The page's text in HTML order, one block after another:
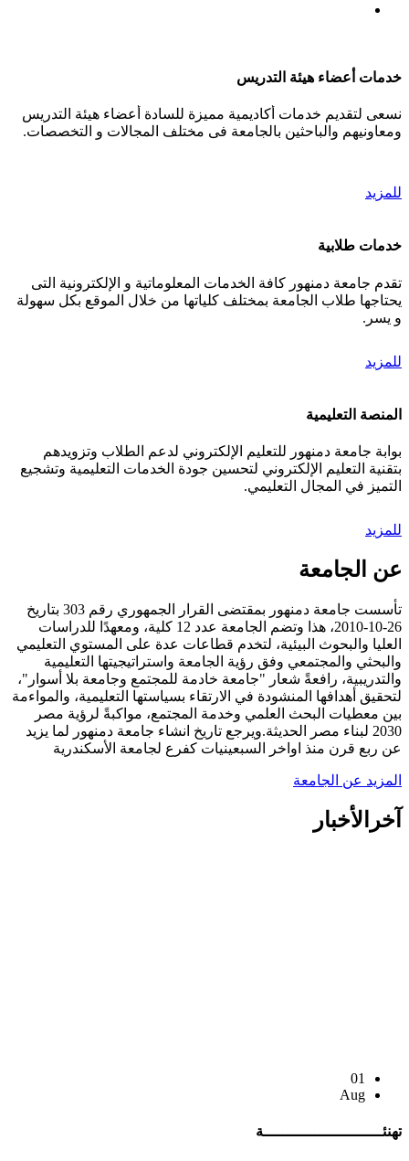
خدمات أعضاء هيئة التدريس
نسعى لتقديم خدمات أكاديمية مميزة للسادة أعضاء هيئة التدريس
ومعاونيهم والباحثين بالجامعة فى مختلف المجالات و التخصصات.
للمزيد
خدمات طلابية
تقدم جامعة دمنهور كافة الخدمات المعلوماتية و الإلكترونية التى
يحتاجها طلاب الجامعة بمختلف كلياتها من خلال الموقع بكل سهولة
و يسر.
للمزيد
المنصة التعليمية
بوابة جامعة دمنهور للتعليم الإلكتروني لدعم الطلاب وتزويدهم
بتقنية التعليم الإلكتروني لتحسين جودة الخدمات التعليمية وتشجيع
التميز في المجال التعليمي.
للمزيد
عن الجامعة
تأسست جامعة دمنهور بمقتضى القرار الجمهوري رقم 303 بتاريخ
26-10-2010، هذا وتضم الجامعة عدد 12 كلية، ومعهدًا للدراسات
العليا والبحوث البيئية، لتخدم قطاعات عدة على المستوي التعليمي
والبحثي والمجتمعي وفق رؤية الجامعة واستراتيجيتها التعليمية
والتدريبية، رافعةً شعار "جامعة خادمة للمجتمع وجامعة بلا أسوار"،
لتحقيق أهدافها المنشودة في الارتقاء بسياستها التعليمية، والمواءمة
بين معطيات البحث العلمي وخدمة المجتمع، مواكبةً لرؤية مصر
2030 لبناء مصر الحديثة.ويرجع تاريخ انشاء جامعة دمنهور لما يزيد
عن ربع قرن منذ اواخر السبعينيات كفرع لجامعة الأسكندرية
المزيد عن الجامعة
آخر الأخبار
01
Aug
تهنئــــــــــــــــــــــــــة